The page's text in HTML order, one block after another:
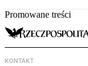
Promowane treści
KONTAKT